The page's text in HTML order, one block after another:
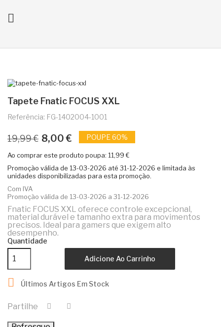

Tapete Fnatic FOCUS XXL
Referência: FG-1402004-1001
19,99 € 8,00 € POUPE 60%
Ao comprar este produto poupa: 11,99 €
Promoção válida de 13-03-2026 até 31-12-2026 e limitada às
unidades disponibilizadas para esta promoção.
Com IVA
Promoção válida de 13-03-2026 a 31-12-2026
Fnatic FOCUS XXL oferece controle excepcional,
material durável e tamanho extra para movimentos
precisos. Ideal para gamers que exigem alto
desempenho.
Quantidade
Adicione Ao Carrinho
 Últimos Artigos Em Stock
Partilhe